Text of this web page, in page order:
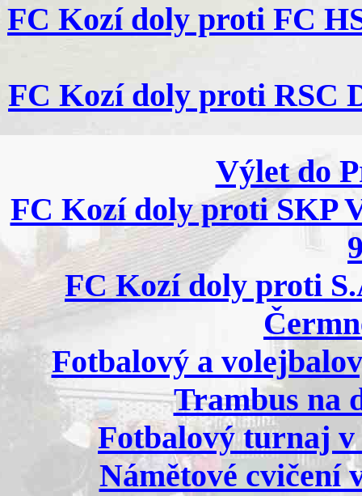
FC Kozí doly proti FC
FC Kozí doly proti RSC
Výlet do
FC Kozí doly proti SKP
FC Kozí doly proti
Fotbalový a
Trambus na
Fotbalový turnaj v
Námětové cvičení